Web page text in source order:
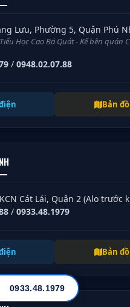
Lưu, Phường 5, Quận Phú
Học Cao Bá Quát - Kế bên quán
/ 0948.02.07.88
Bản đồ
Cát Lái, Quận 2 (Alo trước
/ 0933.48.1979
Bản đồ
0933.48.1979